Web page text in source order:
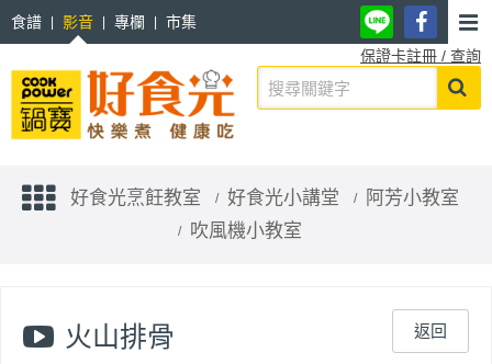
食譜 影音 專欄
市集
保證卡註冊 / 查詢
好食光烹飪教室 好食光小講堂
阿芳小教室
吹風機小教室
火山排骨 返回